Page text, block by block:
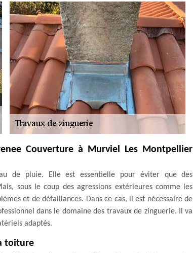
Couverture à Murviel Les Montpellier
de pluie. Elle est essentielle pour éviter que des
sous le coup des agressions extérieures comme les
et de défaillances. Dans ce cas, il est nécessaire de
dans le domaine des travaux de zinguerie. Il va
adaptés.
toiture